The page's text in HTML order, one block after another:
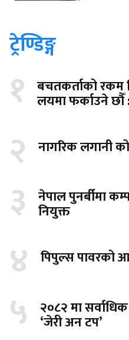
ट्रेण्डिङ्ग
१ बचतकर्ताको रकम
लयमा फर्काउने छौँ :
२ नागरिक लगानी
३ नेपाल पुनर्बीमा
नियुक्त
४ पिपुल्स पावरको
५ २०८२ मा
‘जेरी अन टप’